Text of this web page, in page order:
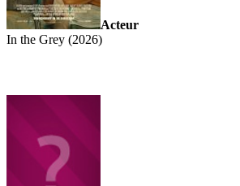
Acteur
In the Grey (2026)